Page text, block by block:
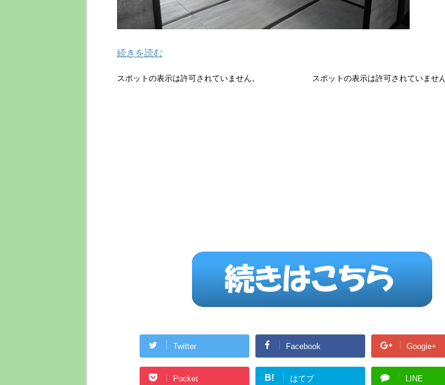
続きを読む
Twitter Facebook Google+
Pocket B! はてブ LINE